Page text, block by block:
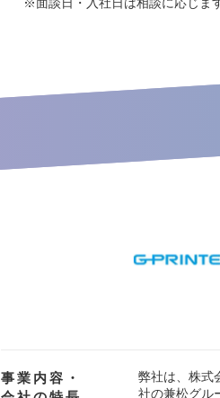
事業内容・
弊社は、株式
社の兼松グル